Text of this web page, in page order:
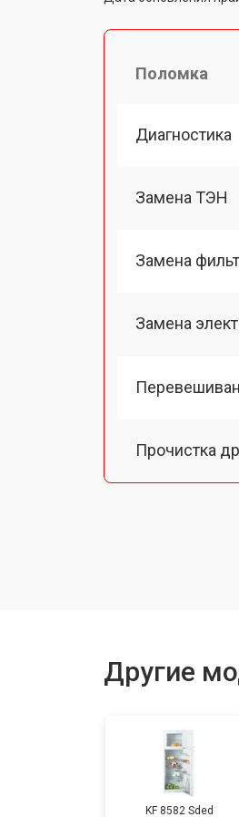
Поломка
Диагностика
Замена ТЭН
Замена
Замена
Прочистка
Замена
Другие
KF 8582 Sded